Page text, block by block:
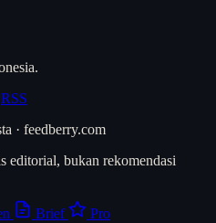
RSS
· feedberry.com
editorial, bukan rekomendasi
Brief Pro